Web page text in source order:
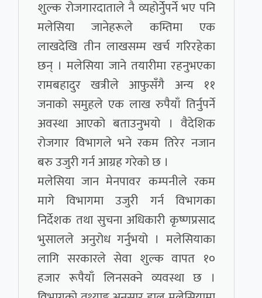
शुल्क रोजगारदाताले नै व्यहोर्नेुपर्ने भए पनि
मलेसिया जानेहरूले कम्तिमा एक
लाखदेखि तीन लाखसम्म खर्च गरिरहेका
छन् । मलेसिया जाने तयारीमा रहनुभएका
रामबहादुर खत्रीले आफुसँगै अन्य ११
जनाको समुहले एक लाख रुपैयाँ तिर्नुपर्ने
अवस्था आएको बताउनुभयो । वैदेशिक
रोजगार विभागले भने रकम तिरेर नजान
बरु उजुरी गर्न आग्रह गरेको छ ।
मलेसिया जान मेनपावर कम्पनीले रकम
मागे विभागमा उजुरी गर्न विभागका
निर्देशक तथा सुचना अधिकारी कृष्णप्रसाद
भुसालले अनुरोध गर्नुभयो । मलेसियाका
लागि सरकारले सेवा शुल्क वापत १०
हजार रूपैयाँ लिनसक्ने व्यवस्था छ ।